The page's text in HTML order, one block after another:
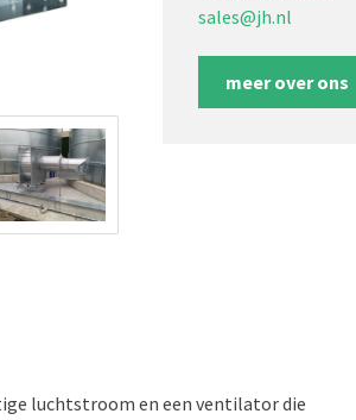
sales@jh.nl
meer over ons
luchtstroom en een ventilator die